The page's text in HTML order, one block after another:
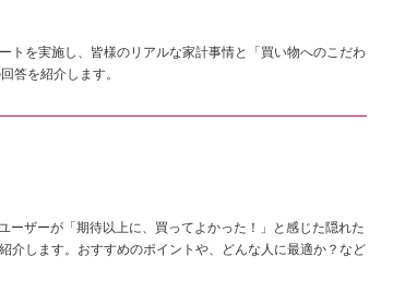
トを実施し、皆様のリアルな家計事情と「買い物へのこだわ
答を紹介します。
ーザーが「期待以上に、買ってよかった！」と感じた隠れた
介します。おすすめのポイントや、どんな人に最適か？など